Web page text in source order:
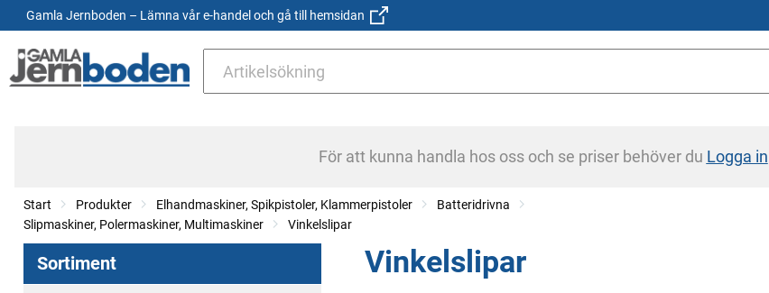
Gamla Jernboden – Lämna vår e-handel och gå till hemsidan
För att kunna handla hos oss och se priser behöver du Logga in
Start Produkter Elhandmaskiner, Spikpistoler, Klammerpistoler
Batteridrivna
Slipmaskiner, Polermaskiner, Multimaskiner
Vinkelslipar
Sortiment Vinkelslipar